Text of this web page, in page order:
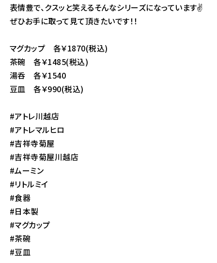
表情豊で、クスッと笑えるそんなシリーズになっています✌
ぜひお手に取って見て頂きたいです！！
マグカップ 各￥1870(税込)
茶碗 各￥1485(税込)
湯呑 各￥1540
豆皿 各￥990(税込)
#アトレ川越店
#アトレマルヒロ
#吉祥寺菊屋
#吉祥寺菊屋川越店
#ムーミン
#リトルミイ
#食器
#日本製
#マグカップ
#茶碗
#豆皿